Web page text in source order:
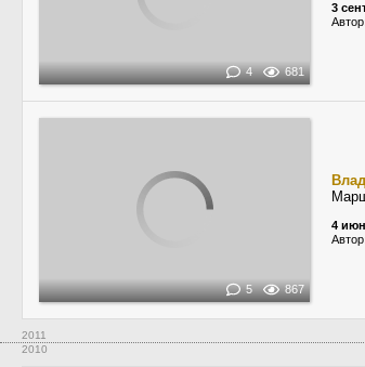
4 681
3
Автор:
5 867
4
Автор:
2011
2010